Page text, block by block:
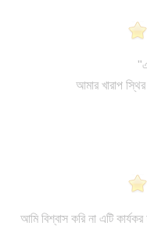
আমার খারাপ
আমি বিশ্বাস করি না এটি